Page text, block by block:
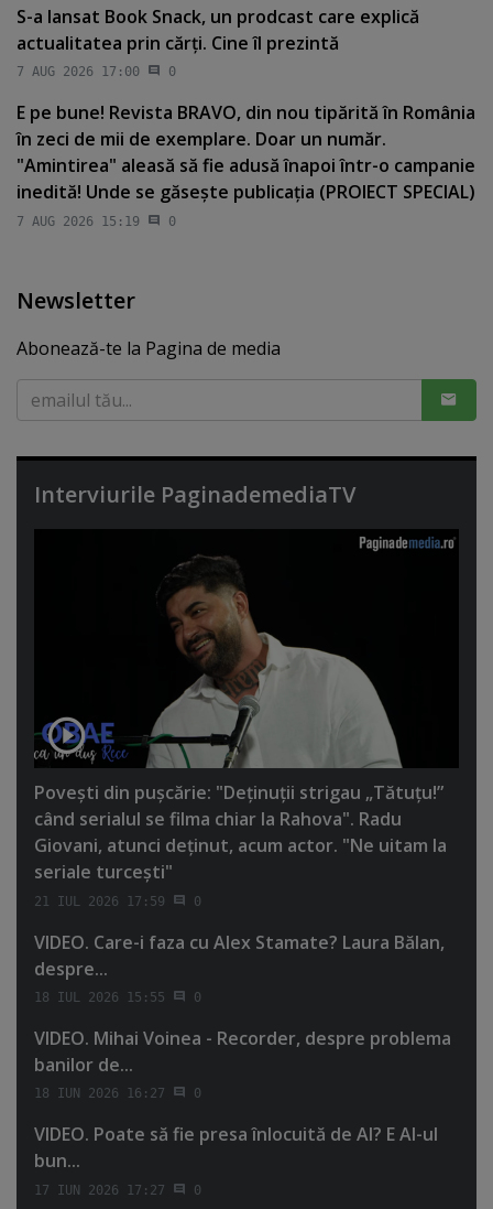
S-a lansat Book Snack, un prodcast care explică
actualitatea prin cărţi. Cine îl prezintă
7 AUG 2026 17:00 0
E pe bune! Revista BRAVO, din nou tipărită în România
în zeci de mii de exemplare. Doar un număr.
"Amintirea" aleasă să fie adusă înapoi într-o campanie
inedită! Unde se găseşte publicaţia (PROIECT SPECIAL)
7 AUG 2026 15:19 0
Newsletter
Abonează-te la Pagina de media
Interviurile PaginademediaTV
Poveşti din puşcărie: "Deţinuţii strigau „Tătuţu!”
când serialul se filma chiar la Rahova". Radu
Giovani, atunci deţinut, acum actor. "Ne uitam la
seriale turceşti"
21 IUL 2026 17:59 0
VIDEO. Care-i faza cu Alex Stamate? Laura Bălan,
despre...
18 IUL 2026 15:55 0
VIDEO. Mihai Voinea - Recorder, despre problema
banilor de...
18 IUN 2026 16:27 0
VIDEO. Poate să fie presa înlocuită de AI? E AI-ul
bun...
17 IUN 2026 17:27 0